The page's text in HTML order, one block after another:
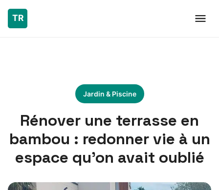
Jardin & Piscine
Rénover une terrasse en
bambou : redonner vie à un
espace qu’on avait oublié